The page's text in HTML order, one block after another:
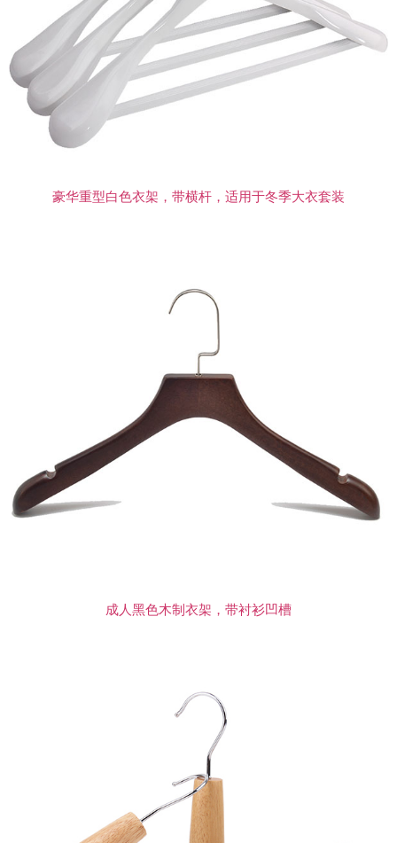
豪华重型白色衣架，带横杆，适用于冬季大衣套装
成人黑色木制衣架，带衬衫凹槽